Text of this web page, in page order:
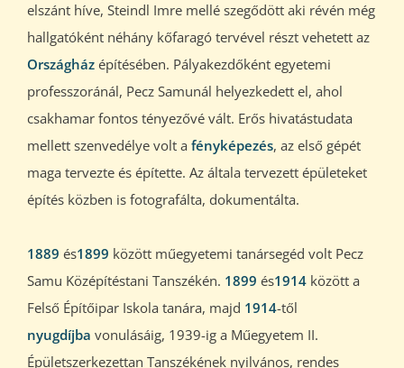
elszánt híve, Steindl Imre mellé szegődött aki révén még
hallgatóként néhány kőfaragó tervével részt vehetett az
Országházépítésében. Pályakezdőként egyetemi
professzoránál, Pecz Samunál helyezkedett el, ahol
csakhamar fontos tényezővé vált. Erős hivatástudata
mellett szenvedélye volt a fényképezés, az első gépét
maga tervezte és építette. Az általa tervezett épületeket
építés közben is fotografálta, dokumentálta.
1889 és1899 között műegyetemi tanársegéd volt Pecz
Samu Középítéstani Tanszékén. 1899 és1914között a
Felső Építőipar Iskola tanára, majd 1914-től
nyugdíjba vonulásáig, 1939-ig a Műegyetem II.
Épületszerkezettan Tanszékének nyilvános, rendes